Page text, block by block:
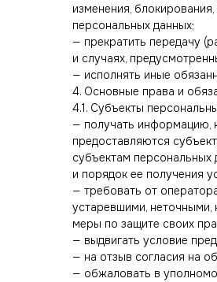
изменения,
персональных данных;
— прекратить передачу
и случаях,
— исполнять иные
4. Основные права и
4.1. Субъекты
— получать информацию,
предоставляются
субъектам персональных
и порядок ее получения
— требовать от
устаревшими,
меры по защите своих
— выдвигать условие
— на отзыв согласия на
— обжаловать в